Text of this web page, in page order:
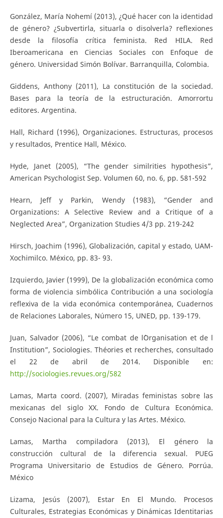
González, María Nohemí (2013), ¿Qué hacer con la identidad
de género? ¿Subvertirla, situarla o disolverla? reflexiones
desde la filosofía crítica feminista. Red HILA. Red
Iberoamericana en Ciencias Sociales con Enfoque de
género. Universidad Simón Bolívar. Barranquilla, Colombia.
Giddens, Anthony (2011), La constitución de la sociedad.
Bases para la teoría de la estructuración. Amorrortu
editores. Argentina.
Hall, Richard (1996), Organizaciones. Estructuras, procesos
y resultados, Prentice Hall, México.
Hyde, Janet (2005), “The gender similrities hypothesis”,
American Psychologist Sep. Volumen 60, no. 6, pp. 581-592
Hearn, Jeff y Parkin, Wendy (1983), “Gender and
Organizations: A Selective Review and a Critique of a
Neglected Area”, Organization Studies 4/3 pp. 219-242
Hirsch, Joachim (1996), Globalización, capital y estado, UAM-
Xochimilco. México, pp. 83- 93.
Izquierdo, Javier (1999), De la globalización económica como
forma de violencia simbólica Contribución a una sociología
reflexiva de la vida económica contemporánea, Cuadernos
de Relaciones Laborales, Número 15, UNED, pp. 139-179.
Juan, Salvador (2006), “Le combat de l´Organisation et de l
´Institution”, Sociologies. Théories et recherches, consultado
el 22 de abril de 2014. Disponible en:
http://sociologies.revues.org/582
Lamas, Marta coord. (2007), Miradas feministas sobre las
mexicanas del siglo XX. Fondo de Cultura Económica.
Consejo Nacional para la Cultura y las Artes. México.
Lamas, Martha compiladora (2013), El género la
construcción cultural de la diferencia sexual. PUEG
Programa Universitario de Estudios de Género. Porrúa.
México
Lizama, Jesús (2007), Estar En El Mundo. Procesos
Culturales, Estrategias Económicas y Dinámicas Identitarias